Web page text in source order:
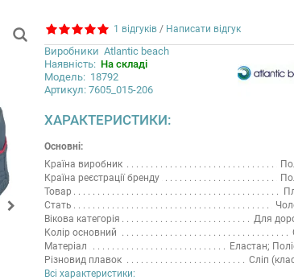
1 відгуків / Написати відгук
Виробники Atlantic beach
Наявність: На складі
Модель: 18792
Артикул: 7605_015-206
ХАРАКТЕРИСТИКИ:
Основні:
Країна виробник
Країна реєстрації бренду
Товар
Стать
Вікова категорія
Для
Колір основний
Матеріал
Еластан;
Різновид плавок
Сліп
Всі характеристики: